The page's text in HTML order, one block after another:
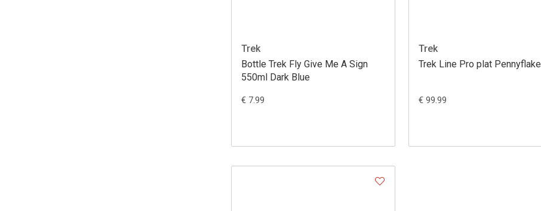
Trek
Bottle Trek Fly Give Me A Sign
550ml Dark Blue
€ 7.99
Trek
Trek Line Pro plat Pennyflake
€ 99.99